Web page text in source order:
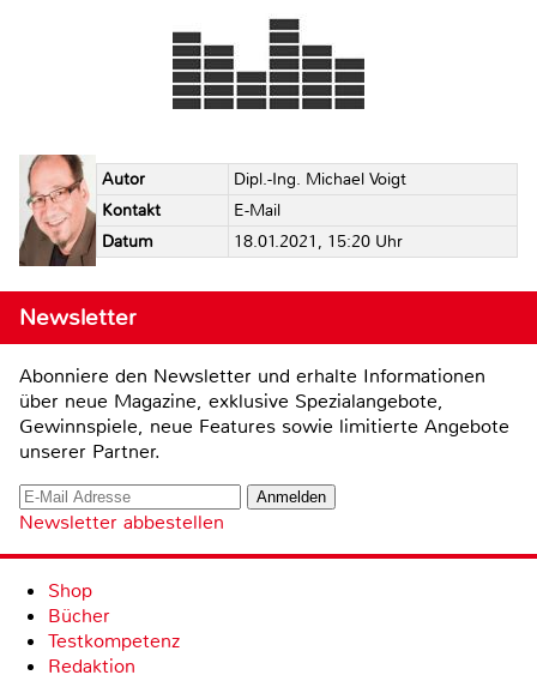
Autor
Dipl.-Ing. Michael Voigt
Kontakt
E-Mail
Datum
18.01.2021, 15:20 Uhr
Newsletter
Abonniere den Newsletter und erhalte Informationen
über neue Magazine, exklusive Spezialangebote,
Gewinnspiele, neue Features sowie limitierte Angebote
unserer Partner.
Newsletter abbestellen
Shop
Bücher
Testkompetenz
Redaktion